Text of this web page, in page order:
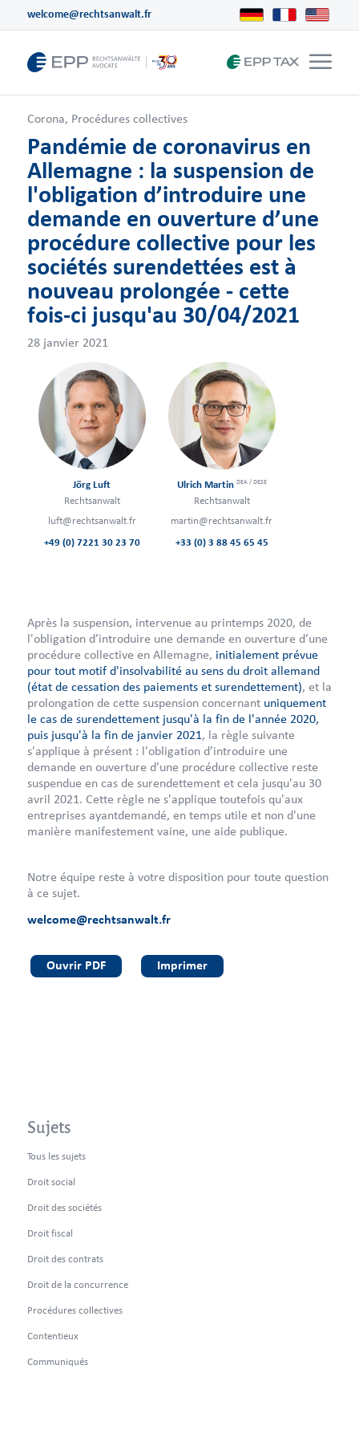
welcome@rechtsanwalt.fr
Corona, Procédures collectives
Pandémie de coronavirus en
Allemagne : la suspension de
l'obligation d’introduire une
demande en ouverture d’une
procédure collective pour les
sociétés surendettées est à
nouveau prolongée - cette
fois-ci jusqu'au 30/04/2021
Jörg Luft
Rechtsanwalt
luft@rechtsanwalt.fr
+49 (0) 7221 30 23 70
Ulrich Martin DEA / DESE
Rechtsanwalt
martin@rechtsanwalt.fr
+33 (0) 3 88 45 65 45
Après la suspension, intervenue au printemps 2020, de
l'obligation d’introduire une demande en ouverture d’une
procédure collective en Allemagne, initialement prévue
pour tout motif d'insolvabilité au sens du droit allemand
(état de cessation des paiements et surendettement), et la
prolongation de cette suspension concernant uniquement
le cas de surendettement jusqu'à la fin de l'année 2020,
puis jusqu'à la fin de janvier 2021, la règle suivante
s'applique à présent : l'obligation d’introduire une
demande en ouverture d’une procédure collective reste
suspendue en cas de surendettement et cela jusqu'au 30
avril 2021. Cette règle ne s'applique toutefois qu'aux
entreprises ayantdemandé, en temps utile et non d'une
manière manifestement vaine, une aide publique.
Notre équipe reste à votre disposition pour toute question
à ce sujet.
welcome@rechtsanwalt.fr
Ouvrir PDF Imprimer
28 janvier 2021
Sujets
Tous les sujets
Droit social
Droit des sociétés
Droit fiscal
Droit des contrats
Droit de la concurrence
Procédures collectives
Contentieux
Communiqués